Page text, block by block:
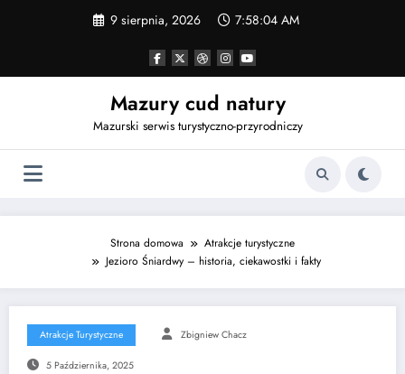
9 sierpnia, 2026 7:58:05 AM
Mazury cud natury
Mazurski serwis turystyczno-przyrodniczy
Strona domowa
Atrakcje turystyczne
Jezioro Śniardwy – historia, ciekawostki i fakty
Atrakcje Turystyczne Zbigniew Chacz
5 Października, 2025